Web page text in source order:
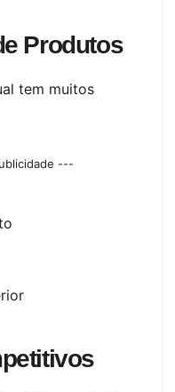
Produtos
tem muitos
---